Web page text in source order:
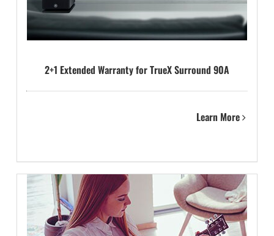
2+1 Extended Warranty for TrueX Surround 90A
Learn More